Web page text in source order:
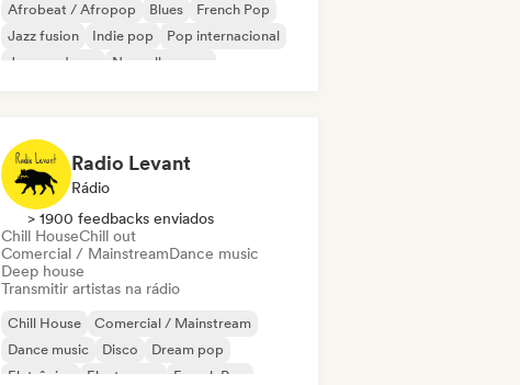
Afrobeat / Afropop Blues
French Pop
Jazz fusion
Indie pop
Pop internacional
Jazz moderno
Nouvelle scene
Radio Levant
Rádio
> 1900 feedbacks enviados
Chill HouseChill out
Comercial / MainstreamDance music
Deep house
Transmitir artistas na rádio
Chill House
Comercial / Mainstream
Dance music
Disco
Dream pop
Eletrônica
Electropop French Pop